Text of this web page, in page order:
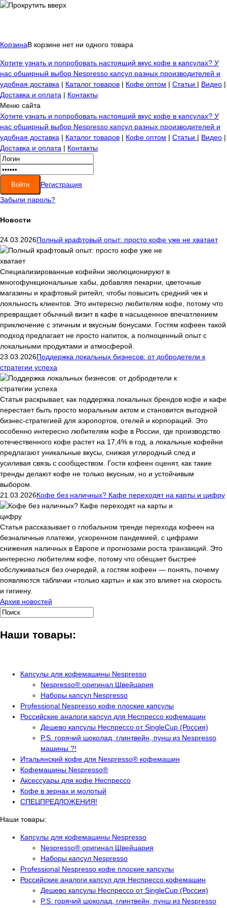
КорзинаВ корзине нет ни одного товара
Хотите узнать и попробовать настоящий вкус кофе в капсулах? У
нас обширный выбор Nespresso капсул разных производителей и
удобная доставка | Каталог товаров | Кофе оптом | Статьи | Видео |
Доставка и оплата | Контакты
Меню сайта
Хотите узнать и попробовать настоящий вкус кофе в капсулах? У
нас обширный выбор Nespresso капсул разных производителей и
удобная доставка | Каталог товаров | Кофе оптом | Статьи | Видео |
Доставка и оплата | Контакты
Регистрация
Забыли пароль?
Новости
24.03.2026Полный крафтовый опыт: просто кофе уже не хватает
Специализированные кофейни эволюционируют в
многофункциональные хабы, добавляя пекарни, цветочные
магазины и крафтовый ритейл, чтобы повысить средний чек и
лояльность клиентов. Это интересно любителям кофе, потому что
превращает обычный визит в кафе в насыщенное впечатлением
приключение с этичным и вкусным бонусами. Гостям кофеен такой
подход предлагает не просто напиток, а полноценный опыт с
локальными продуктами и атмосферой.
23.03.2026Поддержка локальных бизнесов: от добродетели к
стратегии успеха
Статья раскрывает, как поддержка локальных брендов кофе и кафе
перестает быть просто моральным актом и становится выгодной
бизнес-стратегией для аэропортов, отелей и корпораций. Это
особенно интересно любителям кофе в России, где производство
отечественного кофе растет на 17,4% в год, а локальные кофейни
предлагают уникальные вкусы, снижая углеродный след и
усиливая связь с сообществом. Гости кофеен оценят, как такие
тренды делают кофе не только вкусным, но и устойчивым
выбором.
21.03.2026Кофе без наличных? Кафе переходят на карты и цифру
Статья рассказывает о глобальном тренде перехода кофеен на
безналичные платежи, ускоренном пандемией, с цифрами
снижения наличных в Европе и прогнозами роста транзакций. Это
интересно любителям кофе, потому что обещает быстрее
обслуживаться без очередей, а гостям кофеен — понять, почему
появляются таблички «только карты» и как это влияет на скорость
и гигиену.
Архив новостей
Наши товары:
Капсулы для кофемашины Nespresso
Nespresso® оригинал Швейцария
Наборы капсул Nespresso
Professional Nespresso кофе плоские капсулы
Российские аналоги капсул для Неспрессо кофемашин
Дешево капсулы Неспрессо от SingleCup (Россия)
P.S. горячий шоколад, глинтвейн, пунш из Nespresso
машины ?!
Итальянский кофе для Nespresso® кофемашин
Кофемашины Nespresso®
Аксессуары для кофе Неспрессо
Кофе в зернах и молотый
СПЕЦПРЕДЛОЖЕНИЯ!
Наши товары:
Капсулы для кофемашины Nespresso
Nespresso® оригинал Швейцария
Наборы капсул Nespresso
Professional Nespresso кофе плоские капсулы
Российские аналоги капсул для Неспрессо кофемашин
Дешево капсулы Неспрессо от SingleCup (Россия)
P.S. горячий шоколад, глинтвейн, пунш из Nespresso